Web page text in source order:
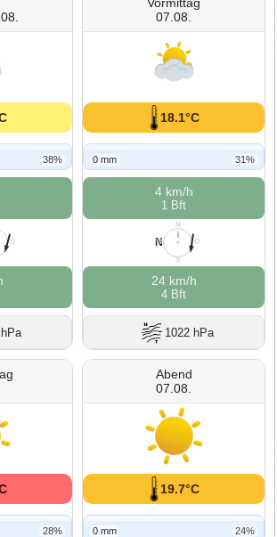
38%
O
07.08.
18.1°C
0 mm 31%
4 km/h
1 Bft
N
O
S
W
N
24 km/h
4 Bft
1022 hPa
28%
Abend
07.08.
19.7°C
0 mm 24%